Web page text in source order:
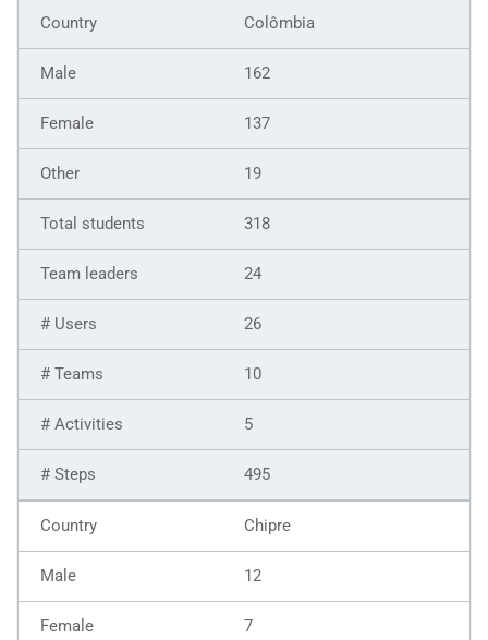
Colômbia
162
137
19
318
24
26
10
5
495
Chipre
12
7